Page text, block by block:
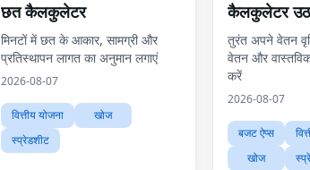
छत कैलकुलेटर
मिनटों में छत के आकार, सामग्री और
प्रतिस्थापन लागत का अनुमान लगाएं
2026-08-07
वित्तीय योजना
खोज
स्प्रेडशीट
कैलकुलेटर
तुरंत अपने वेतन
वेतन और
करें
2026-08-07
बजट ऐप्स
खोज